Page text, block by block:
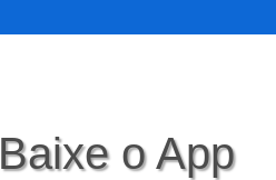
Baixe o App